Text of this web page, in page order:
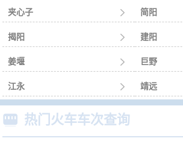
夹心子  简阳
揭阳  建阳
姜堰  巨野
江永  靖远
 热门火车车次查询